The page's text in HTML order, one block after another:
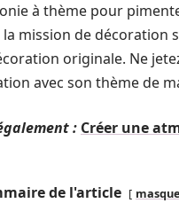
à thème pour
mission de décoration
originale. Ne
avec son thème de
: Créer une
de l'article